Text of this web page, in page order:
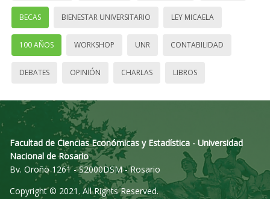
BECAS BIENESTAR UNIVERSITARIO LEY MICAELA
100 AÑOS WORKSHOP UNR CONTABILIDAD
DEBATES OPINIÓN CHARLAS LIBROS
Facultad de Ciencias Económicas y Estadística - Universidad
Nacional de Rosario
Bv. Oroño 1261 - S2000DSM - Rosario
Copyright © 2021. All Rights Reserved.